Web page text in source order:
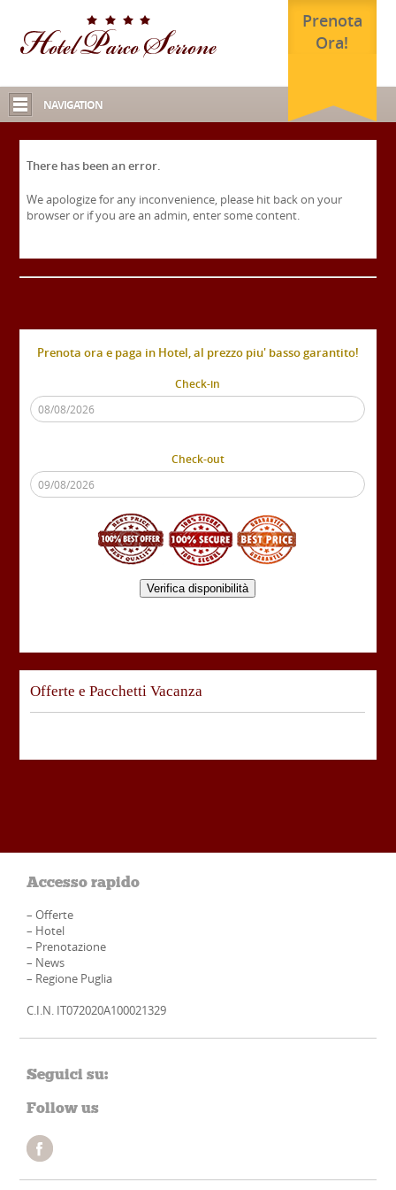
Prenota
Ora!
NAVIGATION
There has been an error.
We apologize for any inconvenience, please hit back on your
browser or if you are an admin, enter some content.
Prenota ora e paga in Hotel, al prezzo piu' basso garantito!
Check-in
Check-out
Verifica disponibilità
Offerte e Pacchetti Vacanza
Accesso rapido
–Offerte
– Hotel
– Prenotazione
– News
– Regione Puglia
C.I.N. IT072020A100021329
Seguici su:
Follow us